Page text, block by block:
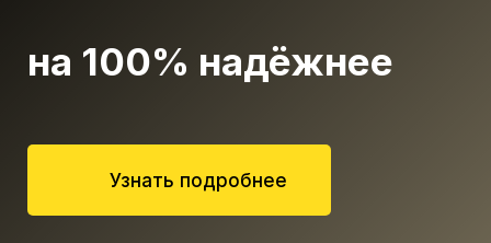
на 100% надёжнее
Узнать подробнее